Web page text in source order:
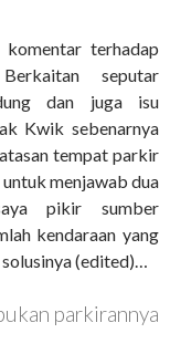
terhadap
seputar
dan juga isu
Kwik sebenarnya
tempat parkir
menjawab dua
pikir sumber
kendaraan yang
(edited)…
parkirannya